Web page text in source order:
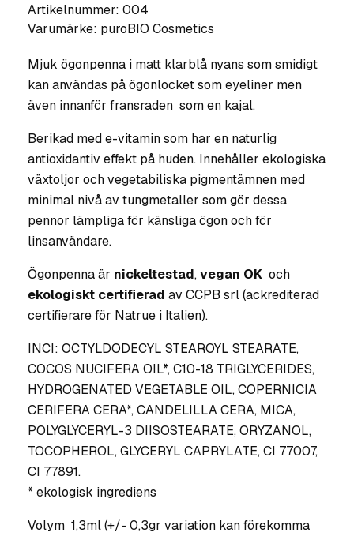
Artikelnummer: 004
Varumärke: puroBIO Cosmetics
Mjuk ögonpenna i matt klarblå nyans som smidigt
kan användas på ögonlocket som eyeliner men
även innanför fransraden som en kajal.
Berikad med e-vitamin som har en naturlig
antioxidantiv effekt på huden. Innehåller ekologiska
växtoljor och vegetabiliska pigmentämnen med
minimal nivå av tungmetaller som gör dessa
pennor lämpliga för känsliga ögon och för
linsanvändare.
Ögonpenna är nickeltestad,vegan OK och
ekologiskt certifierad av CCPB srl (ackrediterad
certifierare för Natrue i Italien).
INCI: OCTYLDODECYL STEAROYL STEARATE,
COCOS NUCIFERA OIL*, C10-18 TRIGLYCERIDES,
HYDROGENATED VEGETABLE OIL, COPERNICIA
CERIFERA CERA*, CANDELILLA CERA, MICA,
POLYGLYCERYL-3 DIISOSTEARATE, ORYZANOL,
TOCOPHEROL, GLYCERYL CAPRYLATE, CI 77007,
CI 77891.
* ekologisk ingrediens
Volym 1,3ml (+/- 0,3gr variation kan förekomma